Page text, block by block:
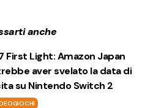
anche
First Light: Amazon Japan
aver svelato la data di
su Nintendo Switch 2